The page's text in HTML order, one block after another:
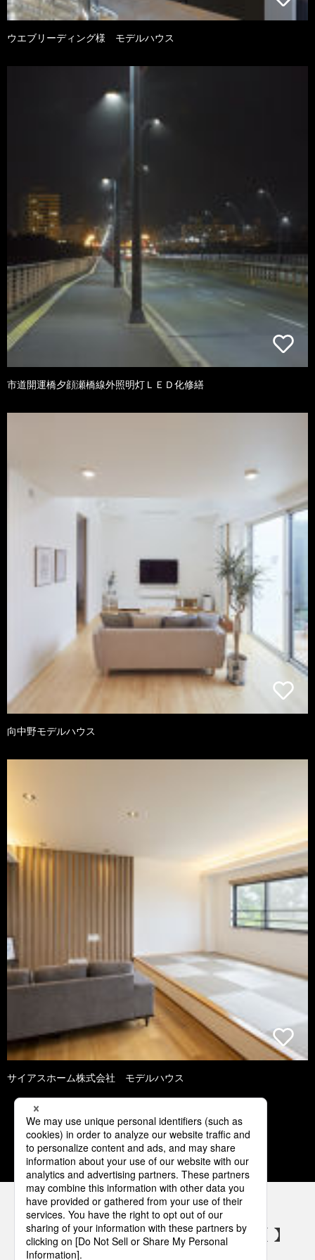
ウエブリーディング様 モデルハウス
市道開運橋夕顔瀬橋線外照明灯ＬＥＤ化修繕
向中野モデルハウス
サイアスホーム株式会社 モデルハウス
1 2 3 4 5
パナソニックの電気設備 SNSアカウント